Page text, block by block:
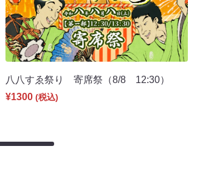
八八すゑ祭り 寄席祭（8/8 12:30）
¥1300 (税込)